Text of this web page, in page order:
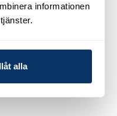
informationen
alla